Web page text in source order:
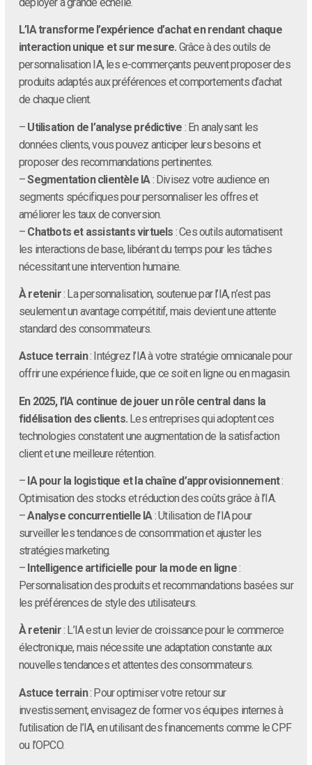
L’IA transforme l’expérience d’achat en rendant chaque
interaction unique et sur mesure. Grâce à des outils de
personnalisation IA, les e-commerçants peuvent proposer des
produits adaptés aux préférences et comportements d’achat
de chaque client.
– Utilisation de l’analyse prédictive : En analysant les
données clients, vous pouvez anticiper leurs besoins et
proposer des recommandations pertinentes.
–Segmentation clientèle IA : Divisez votre audience en
segments spécifiques pour personnaliser les offres et
améliorer les taux de conversion.
– Chatbots et assistants virtuels : Ces outils automatisent
les interactions de base, libérant du temps pour les tâches
nécessitant une intervention humaine.
À retenir: La personnalisation, soutenue par l’IA, n’est pas
seulement un avantage compétitif, mais devient une attente
standard des consommateurs.
Astuce terrain: Intégrez l’IA à votre stratégie omnicanale pour
offrir une expérience fluide, que ce soit en ligne ou en magasin.
En 2025, l’IA continue de jouer un rôle central dans la
fidélisation des clients. Les entreprises qui adoptent ces
technologies constatent une augmentation de la satisfaction
client et une meilleure rétention.
– IA pour la logistique et la chaîne d’approvisionnement:
Optimisation des stocks et réduction des coûts grâce à l’IA.
–Analyse concurrentielle IA: Utilisation de l’IA pour
surveiller les tendances de consommation et ajuster les
stratégies marketing.
– Intelligence artificielle pour la mode en ligne:
Personnalisation des produits et recommandations basées sur
les préférences de style des utilisateurs.
À retenir: L’IA est un levier de croissance pour le commerce
électronique, mais nécessite une adaptation constante aux
nouvelles tendances et attentes des consommateurs.
Astuce terrain: Pour optimiser votre retour sur
investissement, envisagez de former vos équipes internes à
l’utilisation de l’IA, en utilisant des financements comme le CPF
ou l’OPCO.